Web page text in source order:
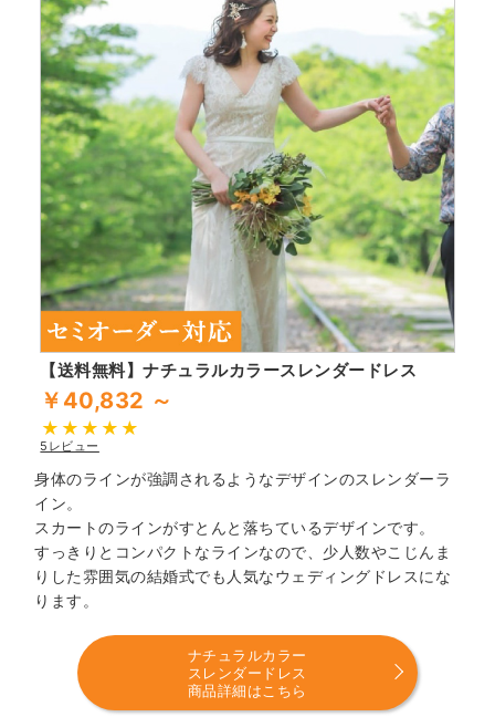
【送料無料】ナチュラルカラースレンダードレス
￥40,832 ～
5レビュー
身体のラインが強調されるようなデザインのスレンダーラ
イン。
スカートのラインがすとんと落ちているデザインです。
すっきりとコンパクトなラインなので、少人数やこじんま
りした雰囲気の結婚式でも人気なウェディングドレスにな
ります。
ナチュラルカラー
スレンダードレス
商品詳細はこちら